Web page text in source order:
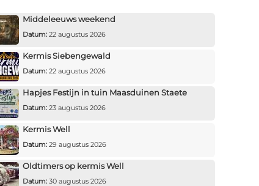
Middeleeuws weekend
Datum:22 augustus 2026
Kermis Siebengewald
Datum:22 augustus 2026
Hapjes Festijn in tuin Maasduinen Staete
Datum:23 augustus 2026
Kermis Well
Datum:29 augustus 2026
Oldtimers op kermis Well
Datum:30 augustus 2026